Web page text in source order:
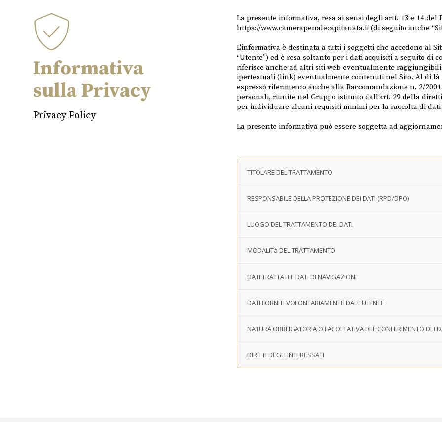
Informativa
sulla Privacy
Privacy Policy
La presente informativa, resa ai sensi degli artt. 13 e 14
https://www.camerapenalecapitanata.it (di seguito anche
L'informativa è destinata a tutti i soggetti che accedono al
“Utente”) ed è resa soltanto per i dati acquisiti a seguito di
riferisce anche ad altri siti web eventualmente
ipertestuali (link) eventualmente contenuti nel Sito. Al di
espresso riferimento anche alla Raccomandazione n. 2/
personali, riunite nel Gruppo istituito dall’art. 29 della
per individuare alcuni requisiti minimi per la raccolta di
La presente informativa può essere soggetta ad
TITOLARE DEL TRATTAMENTO
RESPONSABILE DELLA PROTEZIONE DEI DATI (RPD/DPO)
LUOGO DEL TRATTAMENTO DEI DATI
MODALITà DEL TRATTAMENTO
DATI TRATTATI E DATI DI NAVIGAZIONE
DATI FORNITI VOLONTARIAMENTE DALL'UTENTE
NATURA OBBLIGATORIA O FACOLTATIVA DEL CONFERIMENTO DEI
DIRITTI DEGLI INTERESSATI